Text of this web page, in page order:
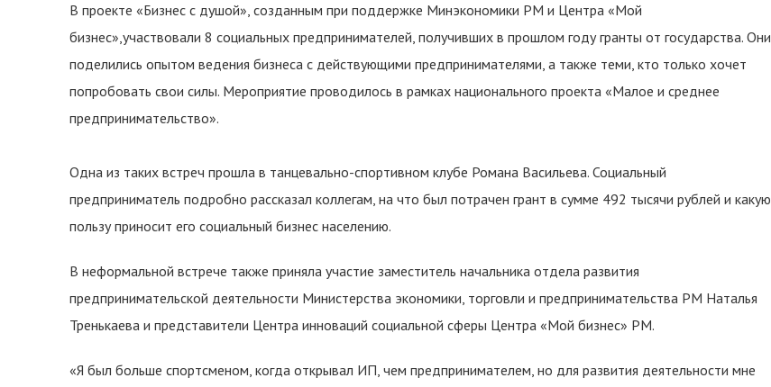
В проекте «Бизнес с душой», созданным при поддержке Минэкономики РМ и Центра «Мой
бизнес»,участвовали 8 социальных предпринимателей, получивших в прошлом году гранты от государства. Они
поделились опытом ведения бизнеса с действующими предпринимателями, а также теми, кто только хочет
попробовать свои силы. Мероприятие проводилось в рамках национального проекта «Малое и среднее
предпринимательство».
Одна из таких встреч прошла в танцевально-спортивном клубе Романа Васильева. Социальный
предприниматель подробно рассказал коллегам, на что был потрачен грант в сумме 492 тысячи рублей и какую
пользу приносит его социальный бизнес населению.
В неформальной встрече также приняла участие заместитель начальника отдела развития
предпринимательской деятельности Министерства экономики, торговли и предпринимательства РМ Наталья
Тренькаева и представители Центра инноваций социальной сферы Центра «Мой бизнес» РМ.
«Я был больше спортсменом, когда открывал ИП, чем предпринимателем, но для развития деятельности мне